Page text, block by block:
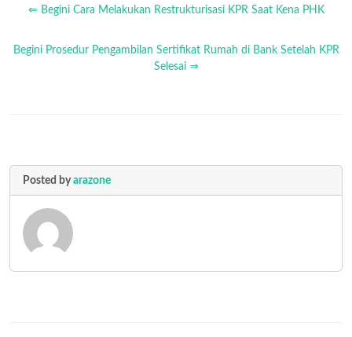
⇐ Begini Cara Melakukan Restrukturisasi KPR Saat Kena PHK
Begini Prosedur Pengambilan Sertifikat Rumah di Bank Setelah KPR
Selesai ⇒
Posted byarazone